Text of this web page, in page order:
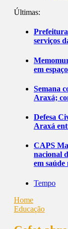
Últimas:
Prefeitura
serviços
em
Semana
Araxá;
Defesa
Araxá
CAPS
nacional
em saúde
Tempo
Home
Educação